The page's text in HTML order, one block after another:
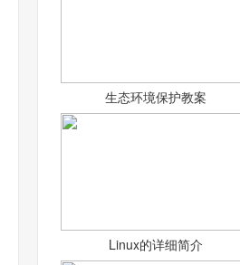
生态环境保护教案
Linux的详细简介